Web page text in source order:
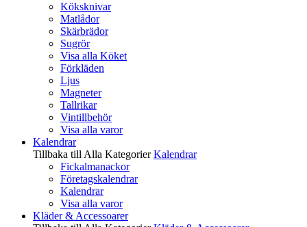
Köksknivar
Matlådor
Skärbrädor
Sugrör
Visa alla Köket
Förkläden
Ljus
Magneter
Tallrikar
Vintillbehör
Visa alla varor
Kalendrar
Tillbaka till Alla Kategorier Kalendrar
Fickalmanackor
Företagskalendrar
Kalendrar
Visa alla varor
Kläder & Accessoarer